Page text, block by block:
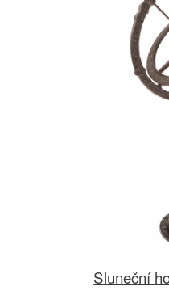
Sluneční